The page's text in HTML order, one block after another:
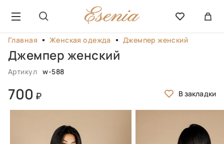
Главная Женская одежда Джемпер женский
Джемпер женский
Артикул w-588
700